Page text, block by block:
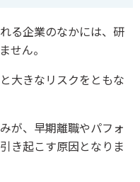
る企業のなかには、研
せん。
大きなリスクをともな
が、早期離職やパフォ
き起こす原因となりま